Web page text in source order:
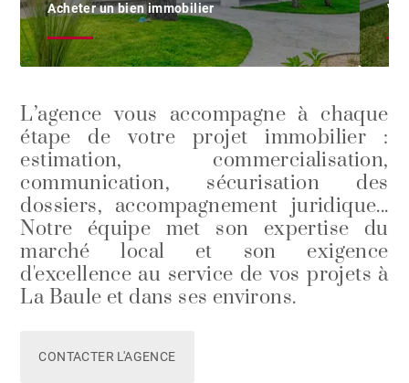
Acheter un bien immobilier
L’agence vous accompagne à chaque
étape de votre projet immobilier :
estimation, commercialisation,
communication, sécurisation des
dossiers, accompagnement juridique...
Notre équipe met son expertise du
marché local et son exigence
d'excellence au service de vos projets à
La Baule et dans ses environs.
CONTACTER L'AGENCE